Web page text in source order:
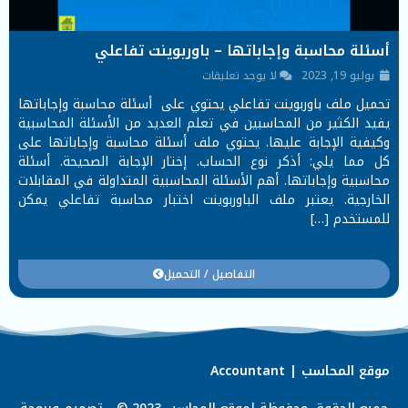
أسئلة محاسبة وإجاباتها – باوربوينت تفاعلي
يوليو 19, 2023 لا يوجد تعليقات
تحميل ملف باوربوينت تفاعلي يحتوي على أسئلة محاسبة وإجاباتها
يفيد الكثير من المحاسبين في تعلم العديد من الأسئلة المحاسبية
وكيفية الإجابة عليها. يحتوي ملف أسئلة محاسبة وإجاباتها على
كل مما يلي: أذكر نوع الحساب. إختار الإجابة الصحيحة. أسئلة
محاسبية وإجاباتها. أهم الأسئلة المحاسبية المتداولة في المقابلات
الخارجية. يعتبر ملف الباوربوينت اختبار محاسبة تفاعلي يمكن
للمستخدم […]
التفاصيل / التحميل
موقع المحاسب | Accountant